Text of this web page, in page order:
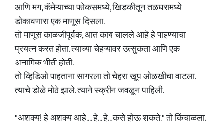
आणि मग, कॅमेऱ्याच्या फोकसमध्ये, खिडकीतून तळघरामध्ये
डोकावणारा एक माणूस दिसला.
तो माणूस काळजीपूर्वक, आत काय चालले आहे हे पाहण्याचा
प्रयत्न करत होता. त्याच्या चेहऱ्यावर उत्सुकता आणि एक
अनामिक भीती होती.
तो व्हिडिओ पाहताना सागरला तो चेहरा खूप ओळखीचा वाटला.
त्याचे डोळे मोठे झाले. त्याने स्क्रीन जवळून पाहिली.
"अशक्य! हे अशक्य आहे.... हे... हे... कसे होऊ शकते." तो किंचाळला.